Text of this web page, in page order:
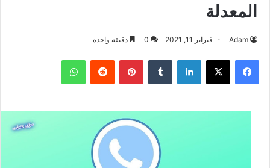
المعدلة
Adam فبراير 11, 2021 0 دقيقة واحدة
فيسبوك ‫X لينكدإن بينتيريست واتساب